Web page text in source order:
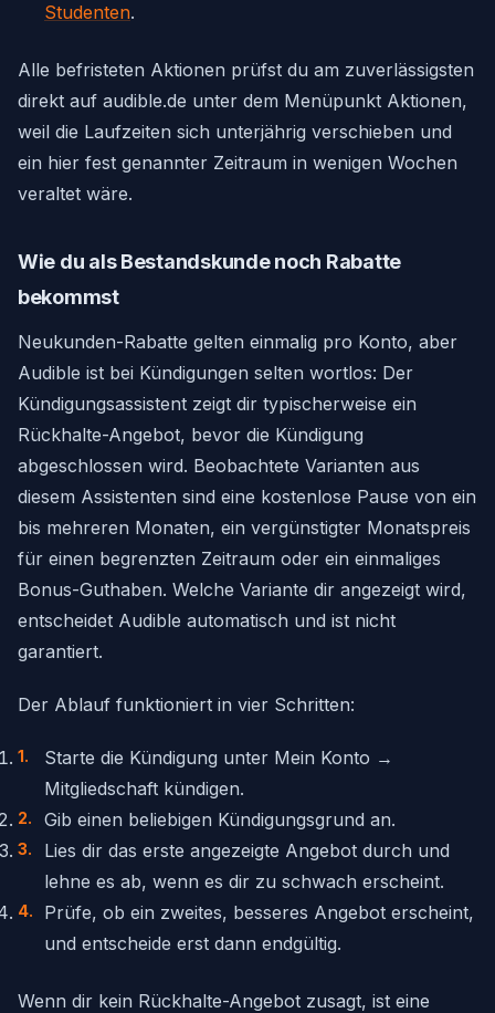
Studenten.
Alle befristeten Aktionen prüfst du am zuverlässigsten
direkt auf audible.de unter dem Menüpunkt Aktionen,
weil die Laufzeiten sich unterjährig verschieben und
ein hier fest genannter Zeitraum in wenigen Wochen
veraltet wäre.
Wie du als Bestandskunde noch Rabatte
bekommst
Neukunden-Rabatte gelten einmalig pro Konto, aber
Audible ist bei Kündigungen selten wortlos: Der
Kündigungsassistent zeigt dir typischerweise ein
Rückhalte-Angebot, bevor die Kündigung
abgeschlossen wird. Beobachtete Varianten aus
diesem Assistenten sind eine kostenlose Pause von ein
bis mehreren Monaten, ein vergünstigter Monatspreis
für einen begrenzten Zeitraum oder ein einmaliges
Bonus-Guthaben. Welche Variante dir angezeigt wird,
entscheidet Audible automatisch und ist nicht
garantiert.
Der Ablauf funktioniert in vier Schritten:
Starte die Kündigung unter Mein Konto →
Mitgliedschaft kündigen.
Gib einen beliebigen Kündigungsgrund an.
Lies dir das erste angezeigte Angebot durch und
lehne es ab, wenn es dir zu schwach erscheint.
Prüfe, ob ein zweites, besseres Angebot erscheint,
und entscheide erst dann endgültig.
Wenn dir kein Rückhalte-Angebot zusagt, ist eine